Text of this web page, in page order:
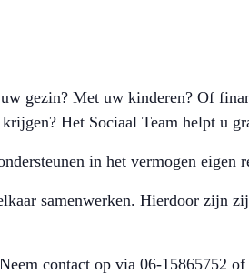
gezin? Met uw kinderen? Of
Het Sociaal Team helpt u
in het vermogen eigen
samenwerken. Hierdoor zijn
contact op via 06-15865752